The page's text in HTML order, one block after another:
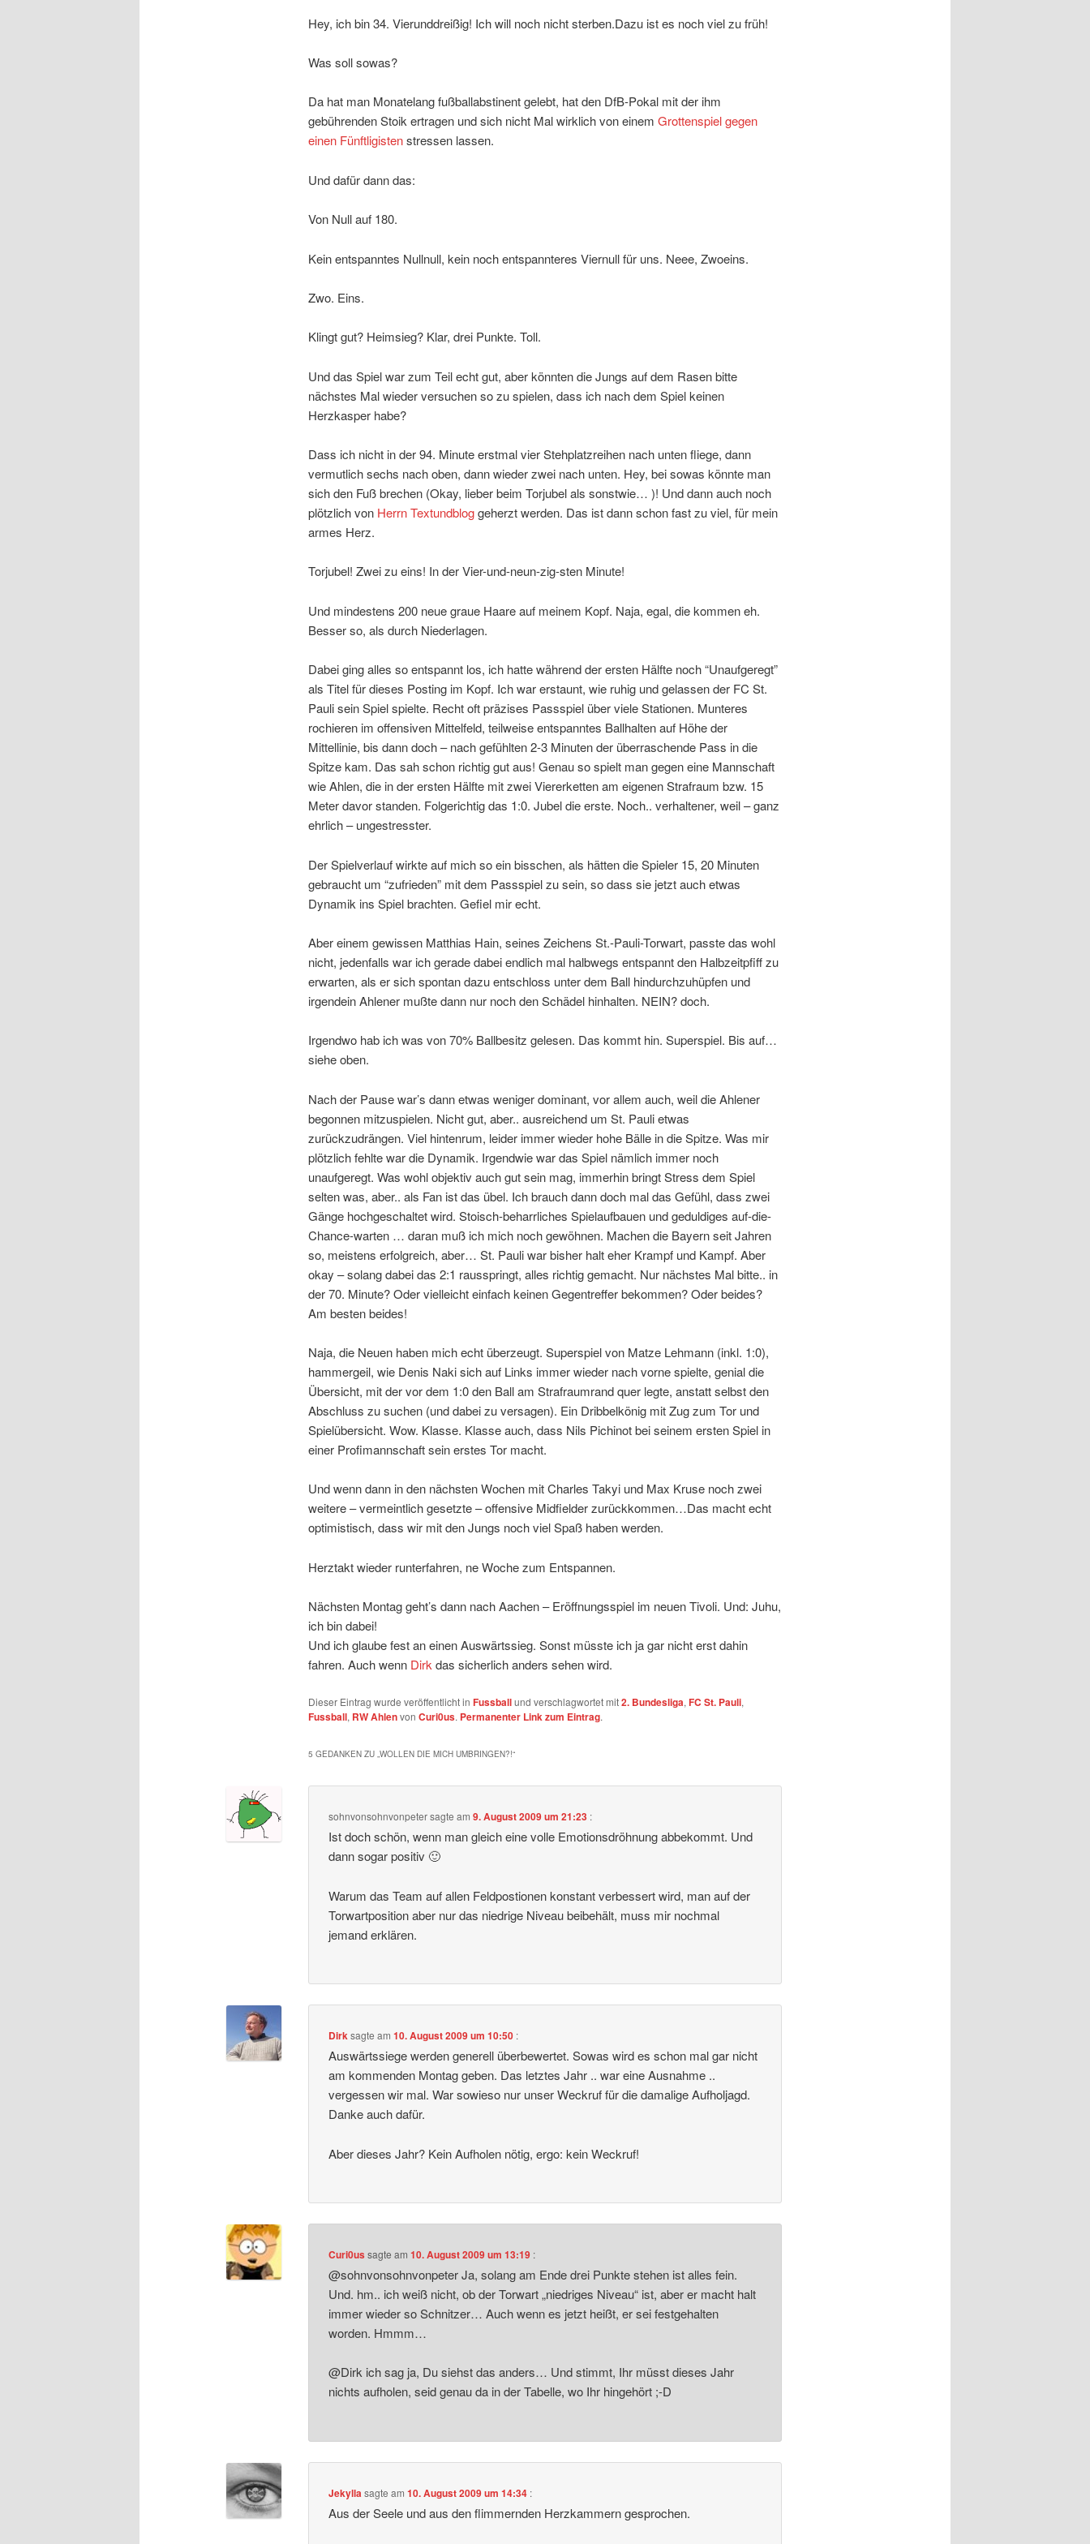
Hey, ich bin 34. Vierunddreißig! Ich will noch nicht sterben.Dazu ist es noch viel zu früh!
Was soll sowas?
Da hat man Monatelang fußballabstinent gelebt, hat den DfB-Pokal mit der ihm
gebührenden Stoik ertragen und sich nicht Mal wirklich von einem Grottenspiel gegen
einen Fünftligistenstressen lassen.
Und dafür dann das:
Von Null auf 180.
Kein entspanntes Nullnull, kein noch entspannteres Viernull für uns. Neee, Zwoeins.
Zwo. Eins.
Klingt gut? Heimsieg? Klar, drei Punkte. Toll.
Und das Spiel war zum Teil echt gut, aber könnten die Jungs auf dem Rasen bitte
nächstes Mal wieder versuchen so zu spielen, dass ich nach dem Spiel keinen
Herzkasper habe?
Dass ich nicht in der 94. Minute erstmal vier Stehplatzreihen nach unten fliege, dann
vermutlich sechs nach oben, dann wieder zwei nach unten. Hey, bei sowas könnte man
sich den Fuß brechen (Okay, lieber beim Torjubel als sonstwie… )! Und dann auch noch
plötzlich von Herrn Textundbloggeherzt werden. Das ist dann schon fast zu viel, für mein
armes Herz.
Torjubel! Zwei zu eins! In der Vier-und-neun-zig-sten Minute!
Und mindestens 200 neue graue Haare auf meinem Kopf. Naja, egal, die kommen eh.
Besser so, als durch Niederlagen.
Dabei ging alles so entspannt los, ich hatte während der ersten Hälfte noch “Unaufgeregt”
als Titel für dieses Posting im Kopf. Ich war erstaunt, wie ruhig und gelassen der FC St.
Pauli sein Spiel spielte. Recht oft präzises Passspiel über viele Stationen. Munteres
rochieren im offensiven Mittelfeld, teilweise entspanntes Ballhalten auf Höhe der
Mittellinie, bis dann doch – nach gefühlten 2-3 Minuten der überraschende Pass in die
Spitze kam. Das sah schon richtig gut aus! Genau so spielt man gegen eine Mannschaft
wie Ahlen, die in der ersten Hälfte mit zwei Viererketten am eigenen Strafraum bzw. 15
Meter davor standen. Folgerichtig das 1:0. Jubel die erste. Noch.. verhaltener, weil – ganz
ehrlich – ungestresster.
Der Spielverlauf wirkte auf mich so ein bisschen, als hätten die Spieler 15, 20 Minuten
gebraucht um “zufrieden” mit dem Passspiel zu sein, so dass sie jetzt auch etwas
Dynamik ins Spiel brachten. Gefiel mir echt.
Aber einem gewissen Matthias Hain, seines Zeichens St.-Pauli-Torwart, passte das wohl
nicht, jedenfalls war ich gerade dabei endlich mal halbwegs entspannt den Halbzeitpfiff zu
erwarten, als er sich spontan dazu entschloss unter dem Ball hindurchzuhüpfen und
irgendein Ahlener mußte dann nur noch den Schädel hinhalten. NEIN? doch.
Irgendwo hab ich was von 70% Ballbesitz gelesen. Das kommt hin. Superspiel. Bis auf…
siehe oben.
Nach der Pause war’s dann etwas weniger dominant, vor allem auch, weil die Ahlener
begonnen mitzuspielen. Nicht gut, aber.. ausreichend um St. Pauli etwas
zurückzudrängen. Viel hintenrum, leider immer wieder hohe Bälle in die Spitze. Was mir
plötzlich fehlte war die Dynamik. Irgendwie war das Spiel nämlich immer noch
unaufgeregt. Was wohl objektiv auch gut sein mag, immerhin bringt Stress dem Spiel
selten was, aber.. als Fan ist das übel. Ich brauch dann doch mal das Gefühl, dass zwei
Gänge hochgeschaltet wird. Stoisch-beharrliches Spielaufbauen und geduldiges auf-die-
Chance-warten … daran muß ich mich noch gewöhnen. Machen die Bayern seit Jahren
so, meistens erfolgreich, aber… St. Pauli war bisher halt eher Krampf und Kampf. Aber
okay – solang dabei das 2:1 rausspringt, alles richtig gemacht. Nur nächstes Mal bitte.. in
der 70. Minute? Oder vielleicht einfach keinen Gegentreffer bekommen? Oder beides?
Am besten beides!
Naja, die Neuen haben mich echt überzeugt. Superspiel von Matze Lehmann (inkl. 1:0),
hammergeil, wie Denis Naki sich auf Links immer wieder nach vorne spielte, genial die
Übersicht, mit der vor dem 1:0 den Ball am Strafraumrand quer legte, anstatt selbst den
Abschluss zu suchen (und dabei zu versagen). Ein Dribbelkönig mit Zug zum Tor und
Spielübersicht. Wow. Klasse. Klasse auch, dass Nils Pichinot bei seinem ersten Spiel in
einer Profimannschaft sein erstes Tor macht.
Und wenn dann in den nächsten Wochen mit Charles Takyi und Max Kruse noch zwei
weitere – vermeintlich gesetzte – offensive Midfielder zurückkommen…Das macht echt
optimistisch, dass wir mit den Jungs noch viel Spaß haben werden.
Herztakt wieder runterfahren, ne Woche zum Entspannen.
Nächsten Montag geht’s dann nach Aachen – Eröffnungsspiel im neuen Tivoli. Und: Juhu,
ich bin dabei!
Und ich glaube fest an einen Auswärtssieg. Sonst müsste ich ja gar nicht erst dahin
fahren. Auch wenn Dirkdas sicherlich anders sehen wird.
Dieser Eintrag wurde veröffentlicht in Fussballund verschlagwortet mit2. Bundesliga, FC St. Pauli,
Fussball, RW Ahlenvon Curi0us. Permanenter Link zum Eintrag.
5 GEDANKEN ZU „WOLLEN DIE MICH UMBRINGEN?!“
sohnvonsohnvonpetersagte am9. August 2009 um 21:23 :
Ist doch schön, wenn man gleich eine volle Emotionsdröhnung abbekommt. Und
dann sogar positiv 🙂
Warum das Team auf allen Feldpostionen konstant verbessert wird, man auf der
Torwartposition aber nur das niedrige Niveau beibehält, muss mir nochmal
jemand erklären.
Dirksagte am10. August 2009 um 10:50 :
Auswärtssiege werden generell überbewertet. Sowas wird es schon mal gar nicht
am kommenden Montag geben. Das letztes Jahr .. war eine Ausnahme ..
vergessen wir mal. War sowieso nur unser Weckruf für die damalige Aufholjagd.
Danke auch dafür.
Aber dieses Jahr? Kein Aufholen nötig, ergo: kein Weckruf!
Curi0us sagte am10. August 2009 um 13:19 :
@sohnvonsohnvonpeter Ja, solang am Ende drei Punkte stehen ist alles fein.
Und. hm.. ich weiß nicht, ob der Torwart „niedriges Niveau“ ist, aber er macht halt
immer wieder so Schnitzer… Auch wenn es jetzt heißt, er sei festgehalten
worden. Hmmm…
@Dirk ich sag ja, Du siehst das anders… Und stimmt, Ihr müsst dieses Jahr
nichts aufholen, seid genau da in der Tabelle, wo Ihr hingehört ;-D
Jekyllasagte am10. August 2009 um 14:34 :
Aus der Seele und aus den flimmernden Herzkammern gesprochen.